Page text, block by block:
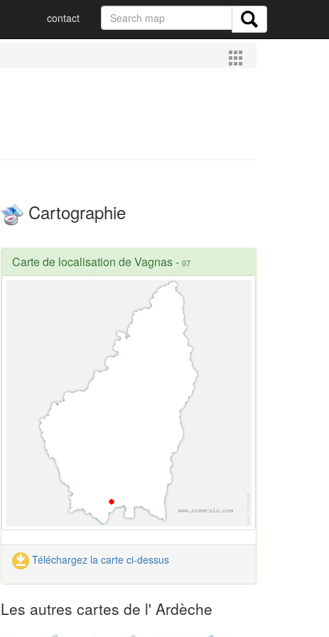
contact
Cartographie
Carte de localisation de Vagnas- 07
Téléchargez la carte ci-dessus
Les autres cartes de l' Ardèche